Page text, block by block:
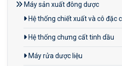
Máy sản xuất đông dược
Hệ thống chiết xuất và cô đặc
Hệ thống chưng cất tinh dầu
Máy rửa dược liệu